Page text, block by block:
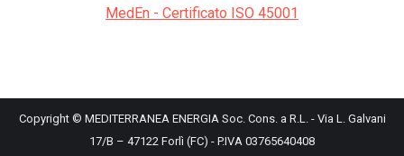
MedEn - Certificato ISO 45001
Copyright © MEDITERRANEA ENERGIA Soc. Cons. a R.L. - Via L. Galvani
17/B – 47122 Forlì (FC) - P.IVA 03765640408